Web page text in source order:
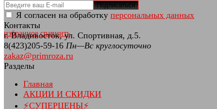
избранное сравнить
Подписаться
Я согласен на обработку персональных данных
Контакты
г. Владивосток, ул. Спортивная, д.5.
8(423)205-59-16 Пн—Вс круглосуточно
zakaz@primroza.ru
Разделы
Главная
АКЦИИ И СКИДКИ
⚡СУПЕРЦЕНЫ⚡